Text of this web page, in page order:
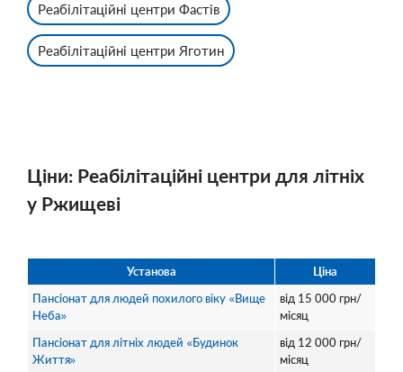
Реабілітаційні центри Фастів
Реабілітаційні центри Яготин
Ціни: Реабілітаційні центри для літніх
у Ржищеві
Установа
Ціна
Пансіонат для людей похилого віку «Вище
Неба»
від 15 000грн/
місяц
Пансіонат для літніх людей «Будинок
Життя»
від 12 000 грн/
місяц